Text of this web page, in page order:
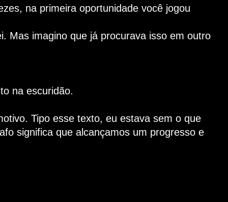
na primeira oportunidade você jogou
Mas imagino que já procurava isso em outro
na escuridão.
Tipo esse texto, eu estava sem o que
significa que alcançamos um progresso e